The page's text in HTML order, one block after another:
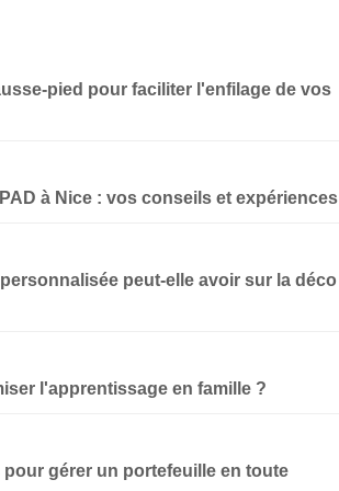
pied pour faciliter l'enfilage de vos
à Nice : vos conseils et expériences
peut-elle avoir sur la déco
l'apprentissage en famille ?
gérer un portefeuille en toute